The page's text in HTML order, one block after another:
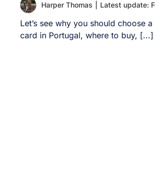
Harper Thomas Latest update:
Let’s see why you should choose
card in Portugal, where to buy, [...]